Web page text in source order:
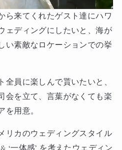
ら来てくれたゲスト達にハワ
ェディングにしたいと、海が
い素敵なロケーションでの挙
員に楽しんで貰いたいと、
会を立て、言葉がなくても楽
を用意。
リカのウェディングスタイル
‘一体感’ を考えたウェディン